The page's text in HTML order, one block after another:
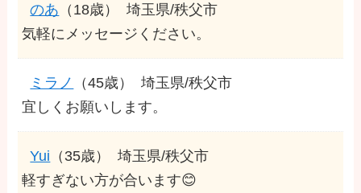
のあ （18歳）
埼玉県/秩父市
気軽にメッセージください。
ミラノ （45歳）
埼玉県/秩父市
宜しくお願いします。
Yui （35歳）
埼玉県/秩父市
軽すぎない方が合います😊